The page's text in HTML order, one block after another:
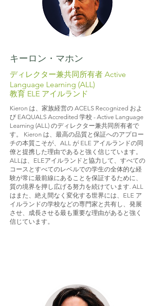
キーロン・マホン
ディレクター兼共同所有者 Active
Language Learning (ALL)
教育 ELE アイルランド
Kieron は、家族経営の ACELS Recognized およ
び EAQUALS Accredited 学校 - Active Language
Learning (ALL) のディレクター兼共同所有者で
す。 Kieron は、最高の品質と保証へのアプロー
チの本質こそが、ALL が ELE アイルランドの同
僚と提携した理由であると強く信じています。
ALLは、ELEアイルランドと協力して、すべての
コースとすべてのレベルでの学生の全体的な経
験が常に最前線にあることを保証するために、
質の境界を押し広げる努力を続けています. ALL
はまた、絶え間なく変化する世界には、ELE ア
イルランドの学校などの専門家と共有し、発展
させ、成長させる最も重要な理由があると強く
信じています。